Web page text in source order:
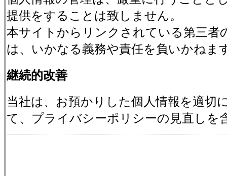
提供をすることは致しません。
本サイトからリンクされている第三者
は、いかなる義務や責任を負いかね
継続的改善
当社は、お預かりした個人情報を適切
て、プライバシーポリシーの見直しを